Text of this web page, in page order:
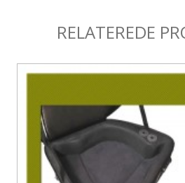
RELATEREDE